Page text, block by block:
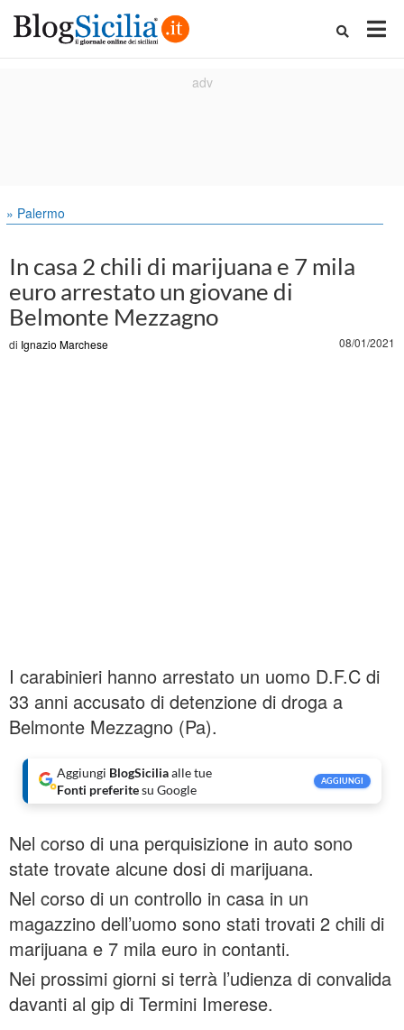
» Palermo
In casa 2 chili di marijuana e 7 mila
euro arrestato un giovane di
Belmonte Mezzagno
di Ignazio Marchese 08/01/2021
I carabinieri hanno arrestato un uomo D.F.C di
33 anni accusato di detenzione di droga a
Belmonte Mezzagno (Pa).
Aggiungi BlogSiciliaalle tue
Fonti preferitesu Google
AGGIUNGI
Nel corso di una perquisizione in auto sono
state trovate alcune dosi di marijuana.
Nel corso di un controllo in casa in un
magazzino dell’uomo sono stati trovati 2 chili di
marijuana e 7 mila euro in contanti.
Nei prossimi giorni si terrà l’udienza di convalida
davanti al gip di Termini Imerese.